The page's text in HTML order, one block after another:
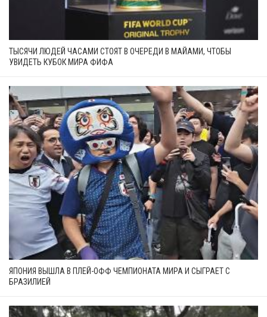
ТЫСЯЧИ ЛЮДЕЙ ЧАСАМИ СТОЯТ В ОЧЕРЕДИ В МАЙАМИ, ЧТОБЫ
УВИДЕТЬ КУБОК МИРА ФИФА
ЯПОНИЯ ВЫШЛА В ПЛЕЙ-ОФФ ЧЕМПИОНАТА МИРА И СЫГРАЕТ С
БРАЗИЛИЕЙ